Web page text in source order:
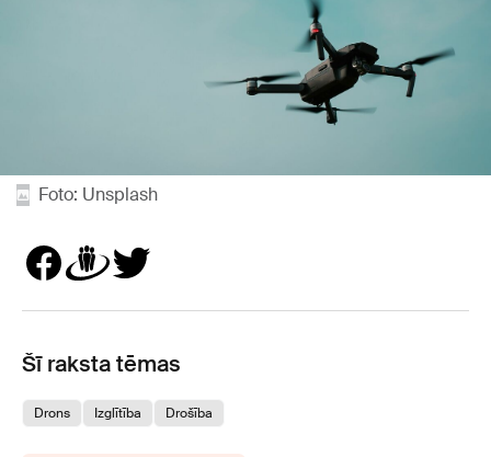
Foto: Unsplash
Šī raksta tēmas
Drons Izglītība Drošība